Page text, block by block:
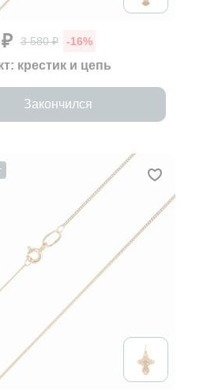
3 580 ₽ -16%
крестик и цепь
Закончился